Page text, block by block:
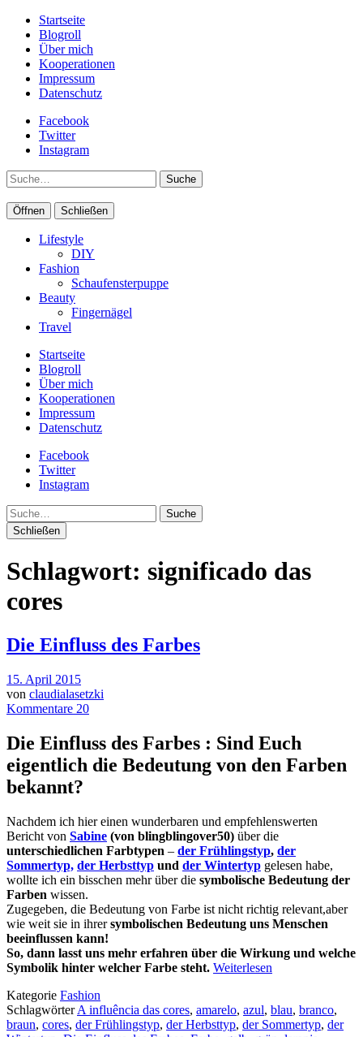
Startseite
Blogroll
Über mich
Kooperationen
Impressum
Datenschutz
Facebook
Twitter
Instagram
Suche
Öffnen Schließen
Lifestyle
DIY
Fashion
Schaufensterpuppe
Beauty
Fingernägel
Travel
Startseite
Blogroll
Über mich
Kooperationen
Impressum
Datenschutz
Facebook
Twitter
Instagram
Suche
Schließen
Schlagwort: significado das
cores
Die Einfluss des Farbes
15. April 2015
von claudialasetzki
Kommentare 20
Die Einfluss des Farbes : Sind Euch
eigentlich die Bedeutung von den Farben
bekannt?
Nachdem ich hier einen wunderbaren und empfehlenswerten
Bericht von Sabine (von blingblingover50) über die
unterschiedlichen Farbtypen – der Frühlingstyp, der
Sommertyp, der Herbsttyp und der Wintertyp gelesen habe,
wollte ich ein bisschen mehr über die symbolische Bedeutung der
Farben wissen.
Zugegeben, die Bedeutung von Farbe ist nicht richtig relevant,aber
wie weit sie in ihrersymbolischen Bedeutung uns Menschen
beeinflussen kann!
So, dann lasst uns mehr erfahren über die Wirkung und welche
Symbolik hinter welcher Farbe steht. Weiterlesen
Kategorie Fashion
SchlagwörterA influência das cores, amarelo, azul, blau, branco,
braun, cores, der Frühlingstyp, der Herbsttyp, der Sommertyp, der